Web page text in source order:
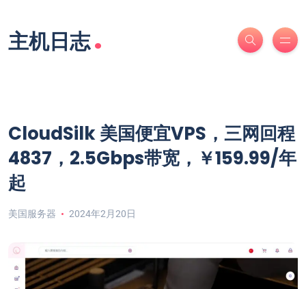
主机日志.
CloudSilk 美国便宜VPS，三网回程
4837，2.5Gbps带宽，￥159.99/年
起
美国服务器 2024年2月20日